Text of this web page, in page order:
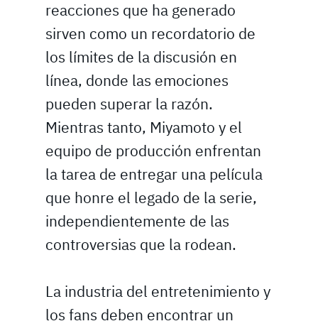
reacciones que ha generado
sirven como un recordatorio de
los límites de la discusión en
línea, donde las emociones
pueden superar la razón.
Mientras tanto, Miyamoto y el
equipo de producción enfrentan
la tarea de entregar una película
que honre el legado de la serie,
independientemente de las
controversias que la rodean.
La industria del entretenimiento y
los fans deben encontrar un